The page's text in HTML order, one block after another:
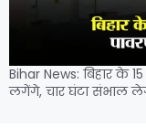
Bihar News: बिहार के
लगेंगे, चार घंटा संभाल